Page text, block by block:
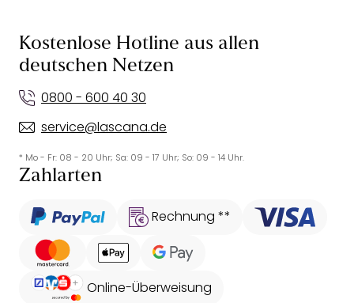
Kostenlose Hotline aus allen
deutschen Netzen
0800 - 600 40 30
service@lascana.de
* Mo - Fr: 08 - 20 Uhr; Sa: 09 - 17 Uhr; So: 09 - 14 Uhr.
Zahlarten
Rechnung **
Online-Überweisung